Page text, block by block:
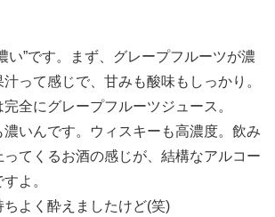
い”です。まず、グレープフルーツが濃
って感じで、甘みも酸味もしっかり。
全にグレープフルーツジュース。
いんです。ウィスキーも高濃度。飲み
てくるお酒の感じが、結構なアルコー
よ。
ちよく酔えましたけど(笑)